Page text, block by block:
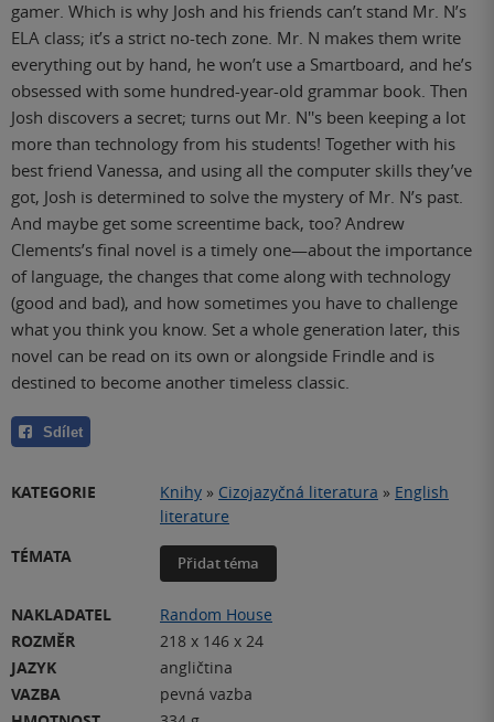
gamer. Which is why Josh and his friends can’t stand Mr. N’s
ELA class; it’s a strict no-tech zone. Mr. N makes them write
everything out by hand, he won’t use a Smartboard, and he’s
obsessed with some hundred-year-old grammar book. Then
Josh discovers a secret; turns out Mr. N''s been keeping a lot
more than technology from his students! Together with his
best friend Vanessa, and using all the computer skills they’ve
got, Josh is determined to solve the mystery of Mr. N’s past.
And maybe get some screentime back, too? Andrew
Clements’s final novel is a timely one—about the importance
of language, the changes that come along with technology
(good and bad), and how sometimes you have to challenge
what you think you know. Set a whole generation later, this
novel can be read on its own or alongside Frindle and is
destined to become another timeless classic.
Sdílet
KATEGORIE Knihy » Cizojazyčná literatura » English
literature
TÉMATA
Přidat téma
NAKLADATEL
Random House
ROZMĚR
218 x 146 x 24
JAZYK
angličtina
VAZBA
pevná vazba